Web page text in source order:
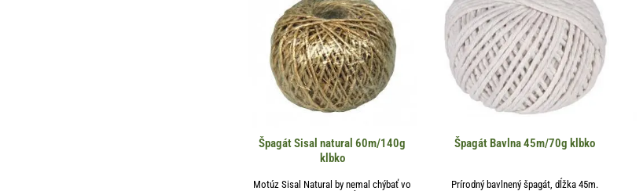
Špagát Sisal natural 60m/140g
klbko
Motúz Sisal Natural by nemal chýbať vo
Špagát Bavlna 45m/70g klbko
Prírodný bavlnený špagát, dĺžka 45m.